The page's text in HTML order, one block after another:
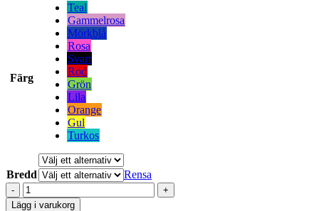
Färg
Teal
Gammelrosa
Mörkblå
Rosa
Svart
Röd
Grön
Lila
Orange
Gul
Turkos
Bredd Rensa
-
+
Lägg i varukorg